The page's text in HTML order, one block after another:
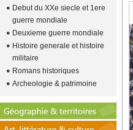
Debut du XXe siecle et 1ere
guerre mondiale
Deuxieme guerre mondiale
Histoire generale et histoire
militaire
Romans historiques
Archeologie & patrimoine